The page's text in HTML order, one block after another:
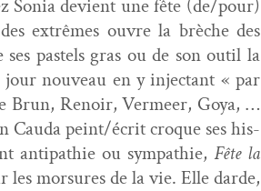
Sonia devient une fête (de/pour)
extrêmes ouvre la brèche des
pas­tels gras ou de son out­il la
jour nou­veau en y injec­tant « par
Brun, Renoir, Ver­meer, Goya, …
Cau­da peint/écrit croque ses his­
antipathie ou sym­pa­thie, Fête la
mor­sures de la vie. Elle darde,